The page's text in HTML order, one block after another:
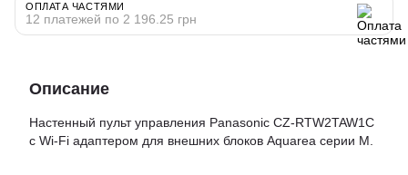
ОПЛАТА ЧАСТЯМИ
12 платежей по 2 196.25 грн
Описание
Настенный пульт управления Panasonic CZ-RTW2TAW1C
с Wi-Fi адаптером для внешних блоков Aquarea серии M.